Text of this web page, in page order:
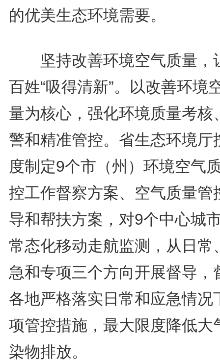
的优美生态环境需要。
坚持改善环境空气质量，
百姓“吸得清新”。以改善环境
量为核心，强化环境质量考核
警和精准管控。省生态环境厅
度制定9个市（州）环境空气
控工作督察方案、空气质量管
导和帮扶方案，对9个中心城
常态化移动走航监测，从日常
急和专项三个方向开展督导，
各地严格落实日常和应急情况
项管控措施，最大限度降低大
染物排放。